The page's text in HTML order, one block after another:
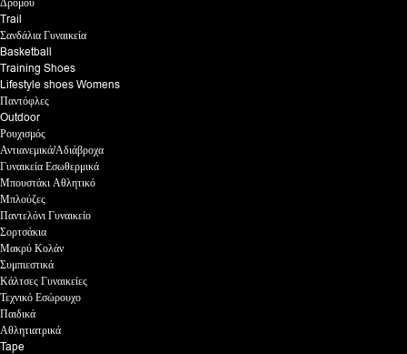
Δρόμου
Trail
Σανδάλια Γυναικεία
Basketball
Training Shoes
Lifestyle shoes Womens
Παντόφλες
Outdoor
Ρουχισμός
Αντιανεμικά/Αδιάβροχα
Γυναικεία Εσωθερμικά
Μπουστάκι Αθλητικό
Μπλούζες
Παντελόνι Γυναικείο
Σορτσάκια
Μακρύ Κολάν
Συμπιεστικά
Κάλτσες Γυναικείες
Τεχνικό Εσώρουχο
Παιδικά
Αθλητιατρικά
Tape